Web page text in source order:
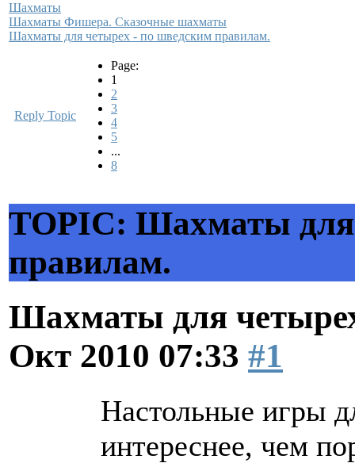
Шахматы
Шахматы Фишера. Сказочные шахматы
Шахматы для четырех - по шведским правилам.
Reply Topic
Page:
1
2
3
4
5
...
8
TOPIC: Шахматы для
правилам.
Шахматы для
Окт 2010 07:33 #1
Настольные игры
интереснее, чем